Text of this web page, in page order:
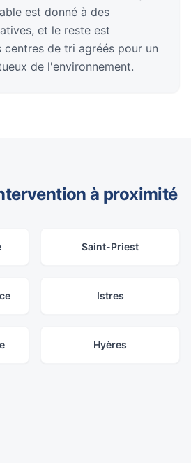
est donné à des
et le reste est
centres de tri agréés pour un
de l'environnement.
à proximité
Saint-Priest
Istres
Hyères